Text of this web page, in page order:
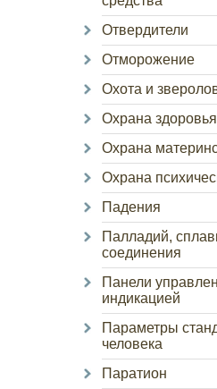
Отвердители
Отморожение
Охота и
Охрана
Охрана
Охрана
Падения
Палладий,
соединения
Панели
индикацией
Параметры
человека
Паратион